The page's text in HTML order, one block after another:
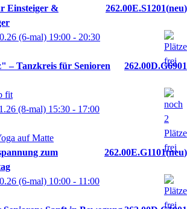
Einsteiger &
262.00E.S1201 neu
(6-mal) 19:00 - 20:30
– Tanzkreis für Senioren
262.00D.G6901
fit
(8-mal) 15:30 - 17:00
zum
262.00E.G1101 neu
(6-mal) 10:00 - 11:00